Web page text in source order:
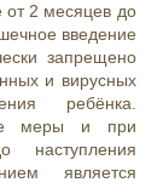
от 2 месяцев до
введение
запрещено
и вирусных
ребёнка.
меры и при
наступления
является